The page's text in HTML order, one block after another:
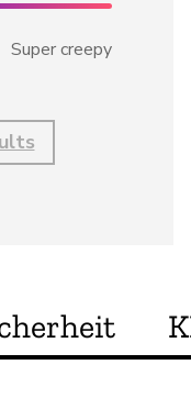
Super creepy